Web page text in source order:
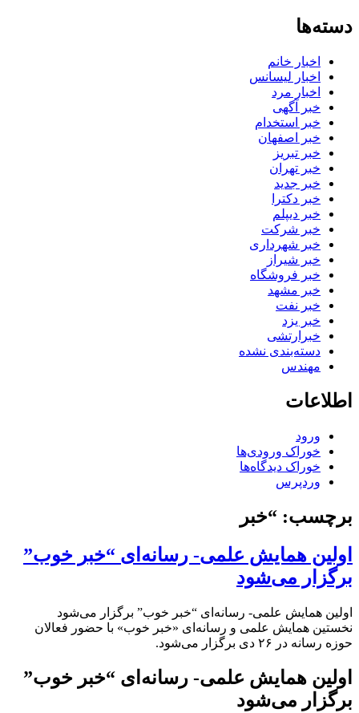
دسته‌ها
اخبار خانم
اخبار لیسانس
اخبار مرد
خبر آگهی
خبر استخدام
خبر اصفهان
خبر تبریز
خبر تهران
خبر جدید
خبر دکترا
خبر دیپلم
خبر شرکت
خبر شهرداری
خبر شیراز
خبر فروشگاه
خبر مشهد
خبر نفت
خبر یزد
خبرارتشی
دسته‌بندی نشده
مهندس
اطلاعات
ورود
خوراک ورودی‌ها
خوراک دیدگاه‌ها
وردپرس
برچسب: “خبر
اولین همایش علمی- رسانه‌ای “خبر خوب”
برگزار می‌شود
اولین همایش علمی- رسانه‌ای “خبر خوب” برگزار می‌شود
نخستین همایش علمی و رسانه‌ای «خبر خوب» با حضور فعالان
حوزه رسانه در ۲۶ دی برگزار می‌شود.
اولین همایش علمی- رسانه‌ای “خبر خوب”
برگزار می‌شود